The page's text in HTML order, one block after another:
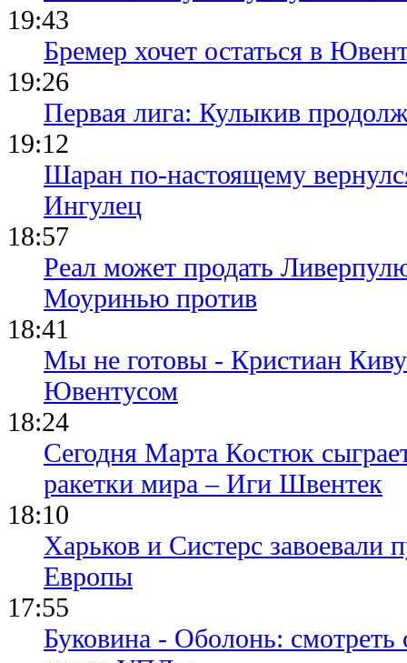
19:43
Бремер хочет остаться в
19:26
Первая лига: Кулыкив
19:12
Шаран по-настоящему
Ингулец
18:57
Реал может продать
Моуринью против
18:41
Мы не готовы - Кристиан
Ювентусом
18:24
Сегодня Марта Костюк
ракетки мира – Иги Швентек
18:10
Харьков и Систерс завоевали
Европы
17:55
Буковина - Оболонь: